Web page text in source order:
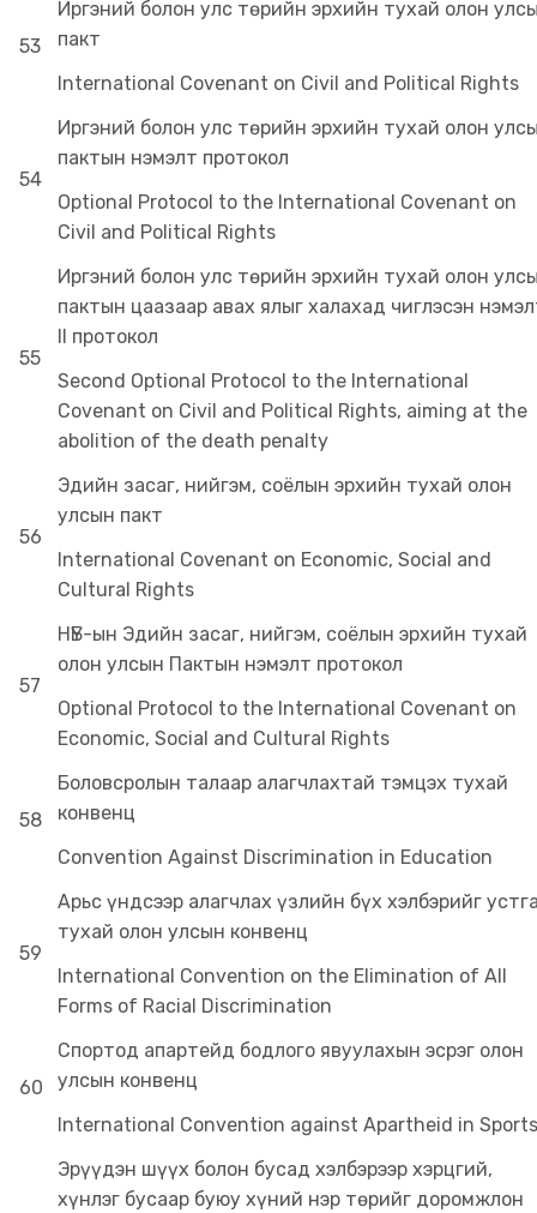
53
Иргэний болон улс төрийн эрхийн тухай олон
пакт
International Covenant on Civil and Political Rights
54
Иргэний болон улс төрийн эрхийн тухай олон
пактын нэмэлт протокол
Optional Protocol to the International Covenant on
Civil and Political Rights
55
Иргэний болон улс төрийн эрхийн тухай олон
пактын цаазаар авах ялыг халахад чиглэсэн
II протокол
Second Optional Protocol to the International
Covenant on Civil and Political Rights, aiming at the
abolition of the death penalty
56
Эдийн засаг, нийгэм, соёлын эрхийн тухай олон
улсын пакт
International Covenant on Economic, Social and
Cultural Rights
57
НҮБ-ын Эдийн засаг, нийгэм, соёлын эрхийн тухай
олон улсын Пактын нэмэлт протокол
Optional Protocol to the International Covenant on
Economic, Social and Cultural Rights
58
Боловсролын талаар алагчлахтай тэмцэх тухай
конвенц
Convention Against Discrimination in Education
59
Арьс үндсээр алагчлах үзлийн бүх хэлбэрийг
тухай олон улсын конвенц
International Convention on the Elimination of All
Forms of Racial Discrimination
60
Спортод апартейд бодлого явуулахын эсрэг олон
улсын конвенц
International Convention against Apartheid in Sports
Эрүүдэн шүүх болон бусад хэлбэрээр хэрцгий,
хүнлэг бусаар буюу хүний нэр төрийг доромжлон